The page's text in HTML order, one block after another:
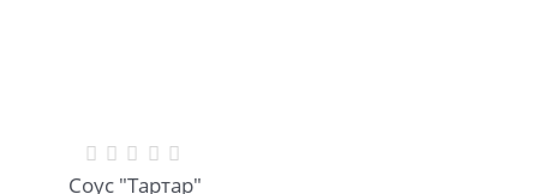
Соус "Тартар"